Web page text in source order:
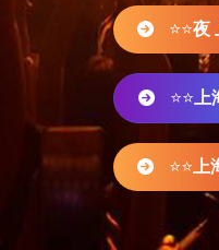
⭐⭐夜
⭐⭐
⭐⭐